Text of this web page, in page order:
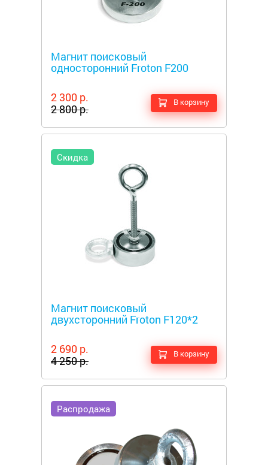
Магнит поисковый
односторонний Froton F200
2 300 р.
2 800 р.
В корзину
Скидка
Магнит поисковый
двухсторонний Froton F120*2
2 690 р.
4 250 р.
В корзину
Распродажа